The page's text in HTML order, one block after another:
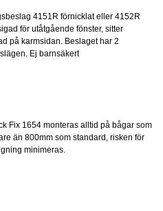
4151R förnicklat eller 4152R
för utåtgående fönster, sitter
på karmsidan. Beslaget har 2
Ej barnsäkert
Fix 1654 monteras alltid på bågar som
än 800mm som standard, risken för
minimeras.